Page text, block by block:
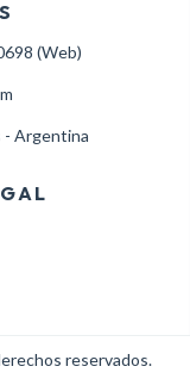
(Web)
- Argentina
reservados.